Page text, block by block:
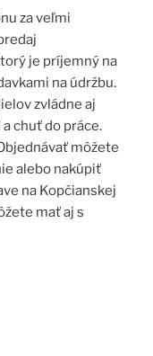
za veľmi
je príjemný na
na údržbu.
zvládne aj
chuť do práce.
môžete
alebo nakúpiť
na Kopčianskej
mať aj s